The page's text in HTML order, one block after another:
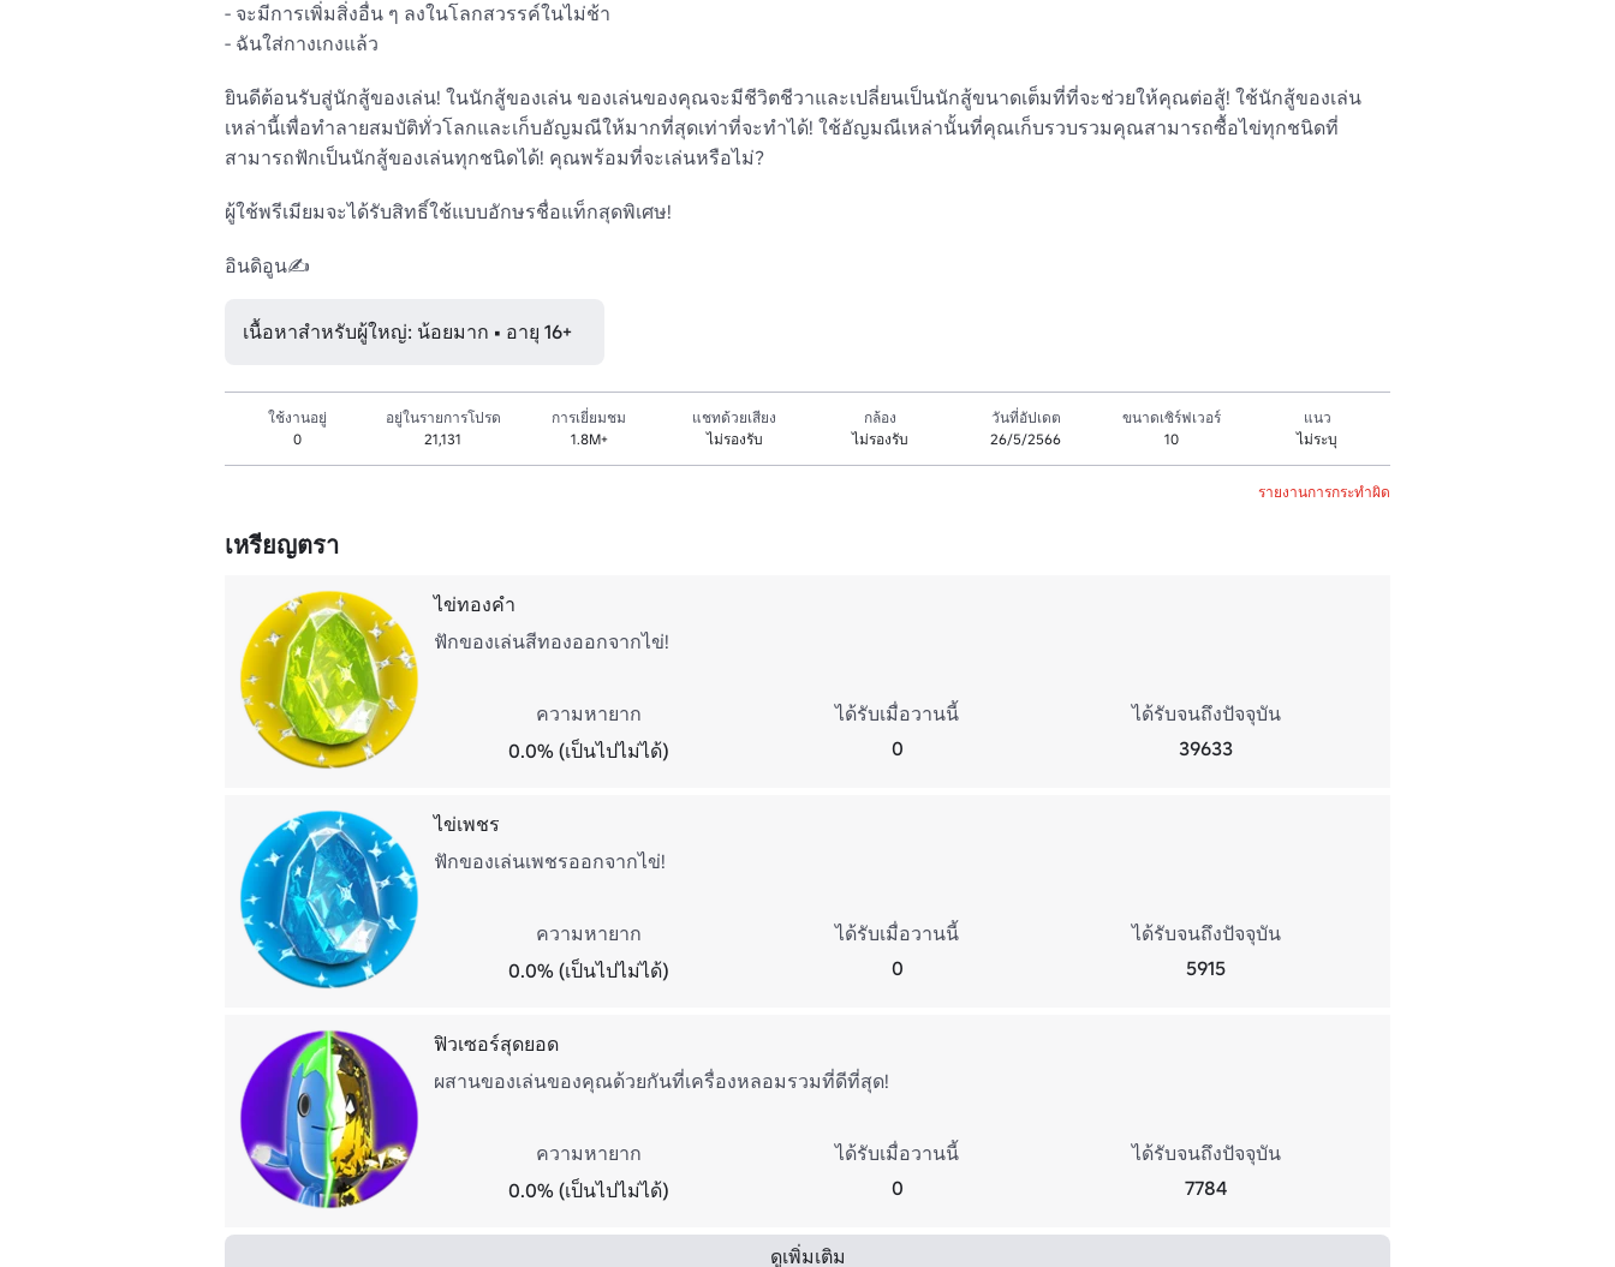
- จะมีการเพิ่มสิ่งอื่น ๆ ลงในโลกสวรรค์ในไม่ช้า
- ฉันใส่กางเกงแล้ว
ยินดีต้อนรับสู่นักสู้ของเล่น! ในนักสู้ของเล่น ของเล่นของคุณจะมีชีวิตชีวาและเปลี่ยนเป็นนักสู้ขนาดเต็มที่ที่จะช่วยให้คุณต่อสู้! ใช้นักสู้ของเล่น
เหล่านี้เพื่อทําลายสมบัติทั่วโลกและเก็บอัญมณีให้มากที่สุดเท่าที่จะทําได้! ใช้อัญมณีเหล่านั้นที่คุณเก็บรวบรวมคุณสามารถซื้อไข่ทุกชนิดที่
สามารถฟักเป็นนักสู้ของเล่นทุกชนิดได้! คุณพร้อมที่จะเล่นหรือไม่?
ผู้ใช้พรีเมียมจะได้รับสิทธิ์ใช้แบบอักษรชื่อแท็กสุดพิเศษ!
อินดิอูน✍️
เนื้อหาสำหรับผู้ใหญ่: น้อยมาก • อายุ 16+
ใช้งานอยู่
0
อยู่ในรายการโปรด
21,131
การเยี่ยมชม
1.8M+
แชทด้วยเสียง
ไม่รองรับ
กล้อง
ไม่รองรับ
วันที่อัปเดต
26/5/2566
ขนาดเซิร์ฟเวอร์
10
แนว
ไม่ระบุ
รายงานการกระทำผิด
เหรียญตรา
ไข่ทองคํา
ฟักของเล่นสีทองออกจากไข่!
ความหายาก
0.0% (เป็นไปไม่ได้)
ได้รับเมื่อวานนี้
0
ได้รับจนถึงปัจจุบัน
39633
ไข่เพชร
ฟักของเล่นเพชรออกจากไข่!
ความหายาก
0.0% (เป็นไปไม่ได้)
ได้รับเมื่อวานนี้
0
ได้รับจนถึงปัจจุบัน
5915
ฟิวเซอร์สุดยอด
ผสานของเล่นของคุณด้วยกันที่เครื่องหลอมรวมที่ดีที่สุด!
ความหายาก
0.0% (เป็นไปไม่ได้)
ได้รับเมื่อวานนี้
0
ได้รับจนถึงปัจจุบัน
7784
ดูเพิ่มเติม